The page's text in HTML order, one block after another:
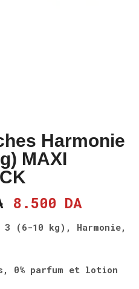
Harmonie
MAXI
8.500 DA
3 (6-10 kg), Harmonie,
0% parfum et lotion